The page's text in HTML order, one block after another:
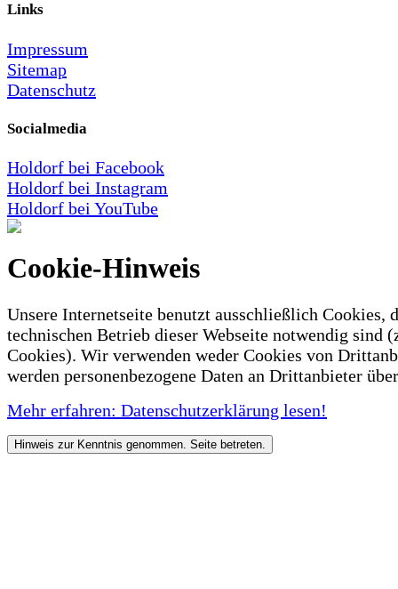
Links
Impressum
Sitemap
Datenschutz
Socialmedia
Holdorf bei Facebook
Holdorf bei Instagram
Holdorf bei YouTube
Cookie-Hinweis
Unsere Internetseite benutzt ausschließlich Cookies,
technischen Betrieb dieser Webseite notwendig sind
Cookies). Wir verwenden weder Cookies von
werden personenbezogene Daten an Drittanbieter
Mehr erfahren: Datenschutzerklärung lesen!
Hinweis zur Kenntnis genommen. Seite betreten.